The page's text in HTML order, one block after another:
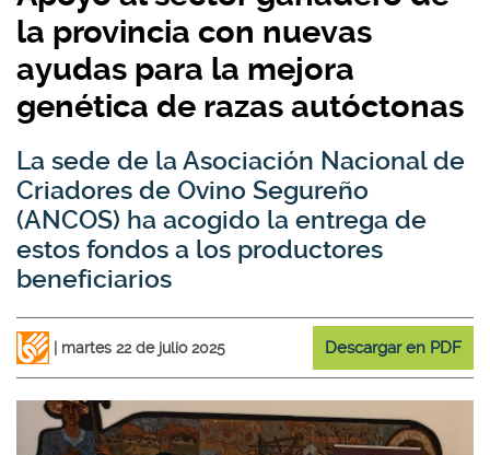
la provincia con nuevas
ayudas para la mejora
genética de razas autóctonas
La sede de la Asociación Nacional de
Criadores de Ovino Segureño
(ANCOS) ha acogido la entrega de
estos fondos a los productores
beneficiarios
martes 22 de julio 2025 Descargar en PDF